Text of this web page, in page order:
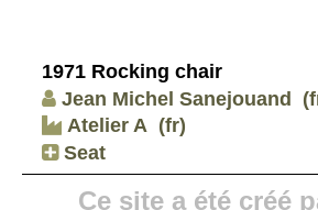
1971 Rocking chair
Jean Michel Sanejouand
Atelier A (fr)
Seat
Ce site a été créé